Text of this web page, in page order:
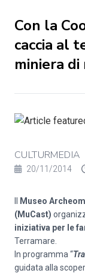
Con la
caccia al
miniera di
CULTURMEDIA
20/11/2014
Museo
(MuCast)
iniziativa per le
Terramare.
In programma “
guidata alla